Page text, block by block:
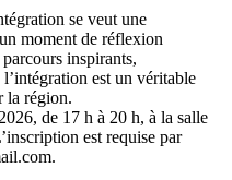
se veut une
moment de réflexion
inspirants,
est un véritable
la région.
de 17 h à 20 h, à la salle
est requise par